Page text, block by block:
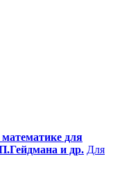
для
и др. Для